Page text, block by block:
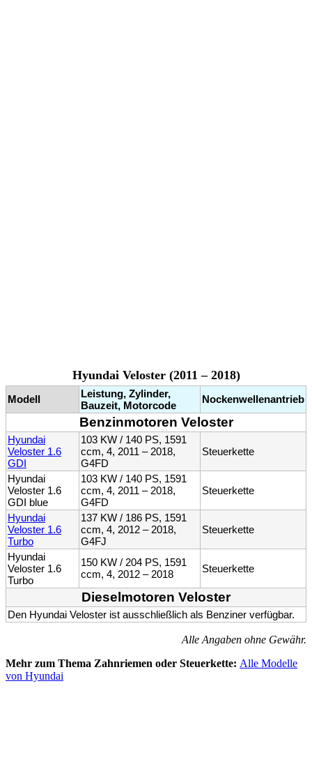
Hyundai Veloster (2011 – 2018)
Modell
Leistung, Zylinder,
Bauzeit, Motorcode
Nockenwellenantrieb
Benzinmotoren Veloster
Hyundai
Veloster 1.6
GDI
103 KW / 140 PS, 1591
ccm, 4, 2011 – 2018,
G4FD
Steuerkette
Hyundai
Veloster 1.6
GDI blue
103 KW / 140 PS, 1591
ccm, 4, 2011 – 2018,
G4FD
Steuerkette
Hyundai
Veloster 1.6
Turbo
137 KW / 186 PS, 1591
ccm, 4, 2012 – 2018,
G4FJ
Steuerkette
Hyundai
Veloster 1.6
Turbo
150 KW / 204 PS, 1591
ccm, 4, 2012 – 2018
Steuerkette
Dieselmotoren Veloster
Den Hyundai Veloster ist ausschließlich als Benziner verfügbar.
Alle Angaben ohne Gewähr.
Mehr zum Thema Zahnriemen oder Steuerkette: Alle Modelle
von Hyundai